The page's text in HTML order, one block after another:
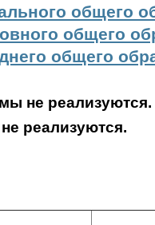
общего
общего
общего
не реализуются.
реализуются.